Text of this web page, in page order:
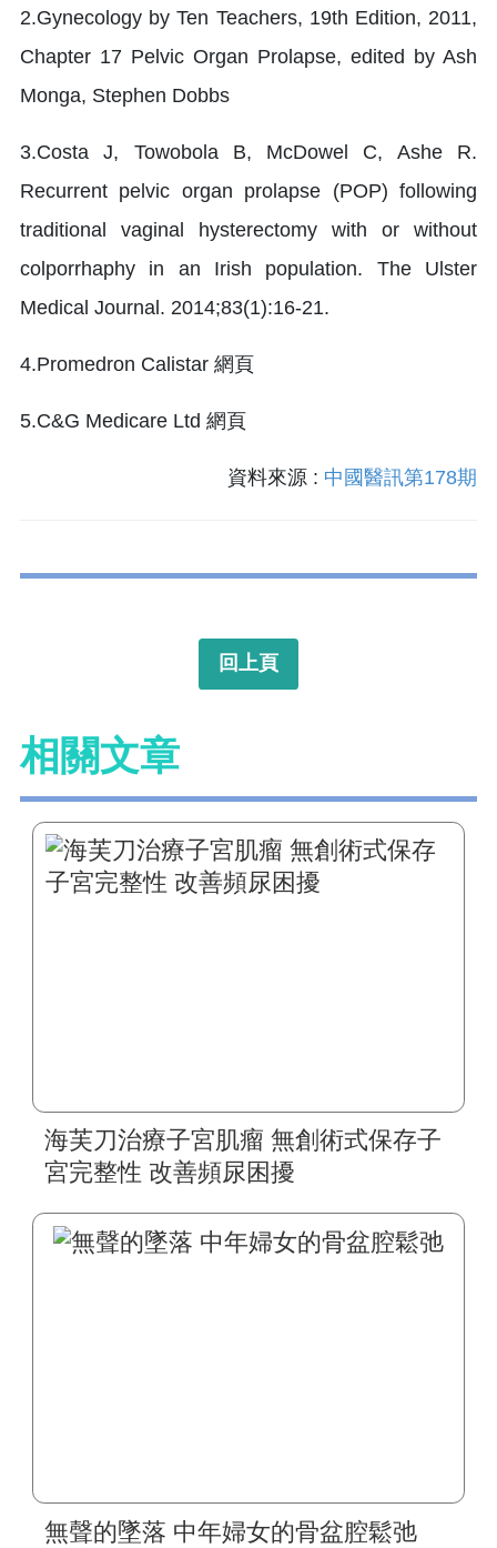
2.Gynecology by Ten Teachers, 19th Edition, 2011,
Chapter 17 Pelvic Organ Prolapse, edited by Ash
Monga, Stephen Dobbs
3.Costa J, Towobola B, McDowel C, Ashe R.
Recurrent pelvic organ prolapse (POP) following
traditional vaginal hysterectomy with or without
colporrhaphy in an Irish population. The Ulster
Medical Journal. 2014;83(1):16-21.
4.Promedron Calistar 網頁
5.C&G Medicare Ltd 網頁
資料來源 : 中國醫訊第178期
回上頁
相關文章
海芙刀治療子宮肌瘤 無創術式保存子
宮完整性 改善頻尿困擾
無聲的墜落 中年婦女的骨盆腔鬆弛